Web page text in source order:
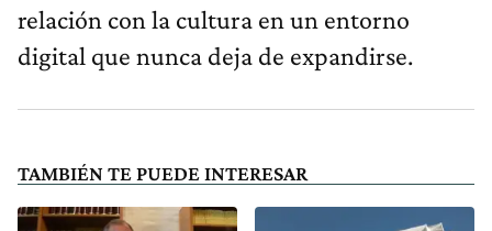
relación con la cultura en un entorno
digital que nunca deja de expandirse.
TAMBIÉN TE PUEDE INTERESAR